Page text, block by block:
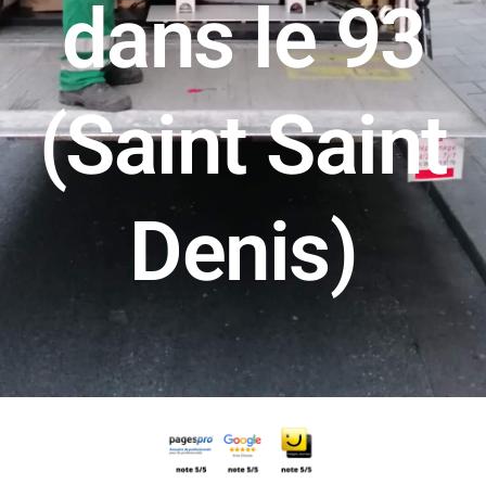
dans le 93
(Saint Saint
Denis)